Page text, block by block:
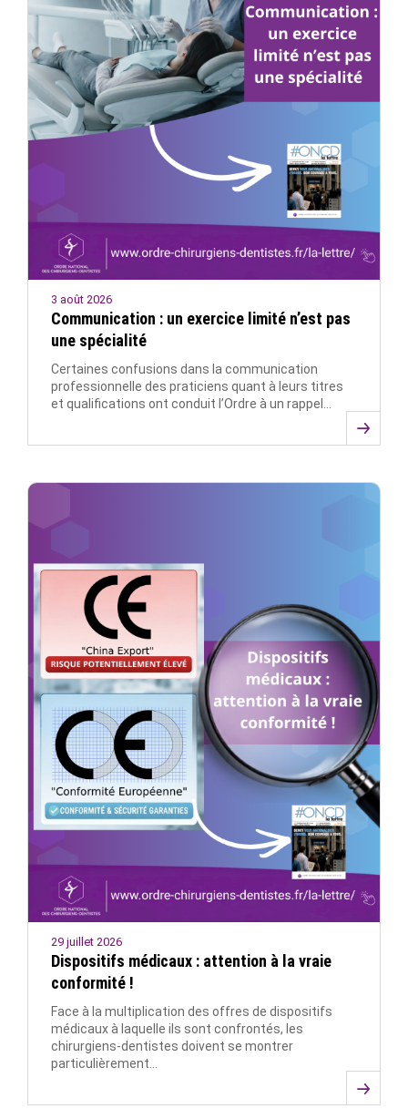
3 août 2026
Communication : un exercice limité n’est pas
une spécialité
Certaines confusions dans la communication
professionnelle des praticiens quant à leurs titres
et qualifications ont conduit l’Ordre à un rappel…
29 juillet 2026
Dispositifs médicaux : attention à la vraie
conformité !
Face à la multiplication des offres de dispositifs
médicaux à laquelle ils sont confrontés, les
chirurgiens-dentistes doivent se montrer
particulièrement…